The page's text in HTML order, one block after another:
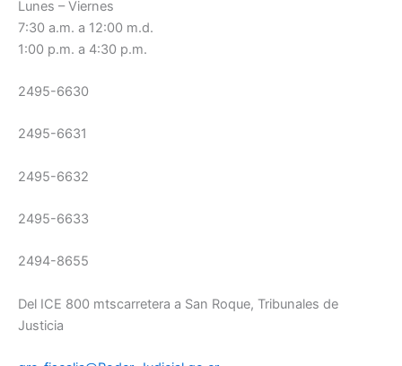
Lunes – Viernes
7:30 a.m. a 12:00 m.d.
1:00 p.m. a 4:30 p.m.
2495-6630
2495-6631
2495-6632
2495-6633
2494-8655
Del ICE 800 mtscarretera a San Roque, Tribunales de
Justicia